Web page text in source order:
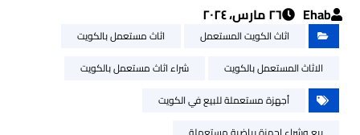
Ehab ٢٦ مارس، ٢٠٢٤
اثاث الكويت المستعمل
اثاث مستعمل بالكويت
الاثاث المستعمل بالكويت
شراء اثاث مستعمل بالكويت
أجهزة مستعملة للبيع في الكويت